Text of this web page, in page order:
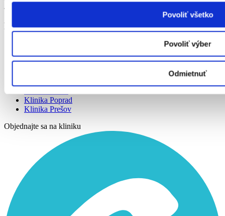
Povoliť všetko
Povoliť výber
Odmietnuť
sebavedomie.
Plastická chirurgia
Klinika Košice
Klinika Budapešť
Klinika Poprad
Klinika Prešov
Objednajte sa na kliniku